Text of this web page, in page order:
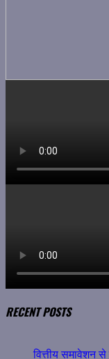
RECENT POSTS
वित्तीय समावेशन